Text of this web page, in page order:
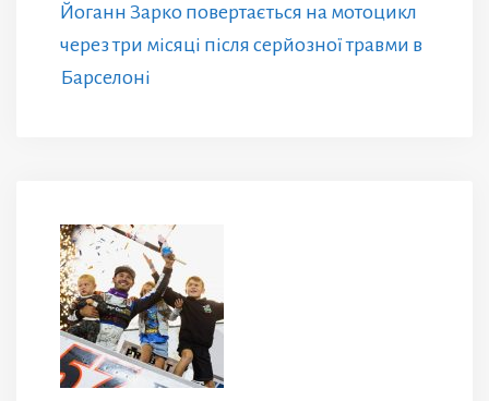
Йоганн Зарко повертається на мотоцикл
через три місяці після серйозної травми в
Барселоні